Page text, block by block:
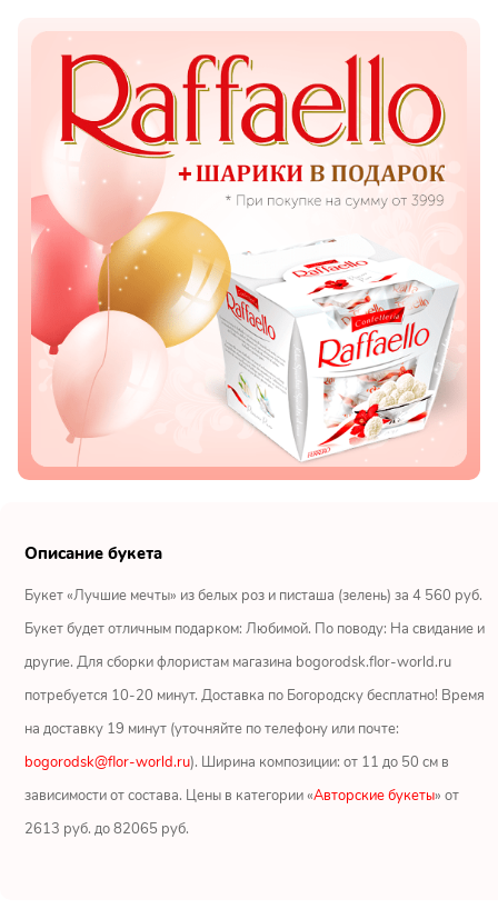
Цветы сестре
Показать еще
Цветы
Подсолнухи
Лизиантусы
Хризантемы
Лилии
Орхидеи
Ромашки
Альстромерии
Герберы
Показать еще
Описание букета
Букет «Лучшие мечты» из белых роз и писташа (зелень) за 4 560 руб.
Букет будет отличным подарком: Любимой. По поводу: На свидание и
другие. Для сборки флористам магазина bogorodsk.flor-world.ru
потребуется 10-20 минут. Доставка по Богородску бесплатно! Время
на доставку 19 минут (уточняйте по телефону или почте:
bogorodsk@flor-world.ru). Ширина композиции: от 11 до 50 см в
зависимости от состава. Цены в категории «Авторские букеты» от
2613 руб. до 82065 руб.